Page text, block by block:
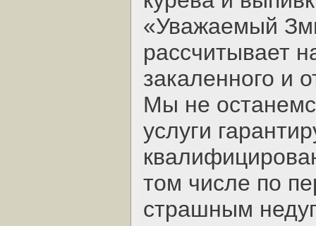
«Уважаемый
рассчитывает
закаленного и
Мы не
услуги
том числе по
страшным